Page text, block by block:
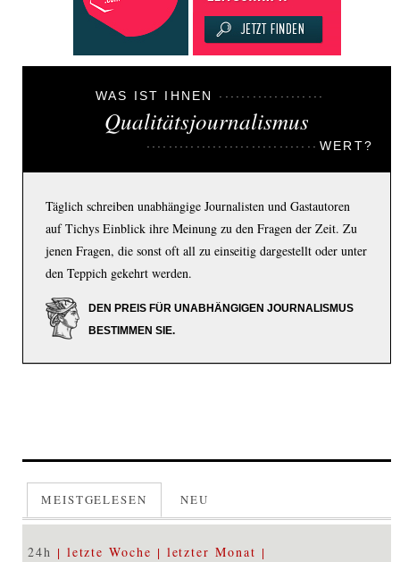
WAS IST IHNEN
Qualitätsjournalismus
WERT?
Täglich schreiben unabhängige Journalisten und Gastautoren
auf Tichys Einblick ihre Meinung zu den Fragen der Zeit. Zu
jenen Fragen, die sonst oft all zu einseitig dargestellt oder unter
den Teppich gekehrt werden.
DEN PREIS FÜR UNABHÄNGIGEN JOURNALISMUS
BESTIMMEN SIE.
MEISTGELESEN NEU
24h letzte Woche letzter Monat